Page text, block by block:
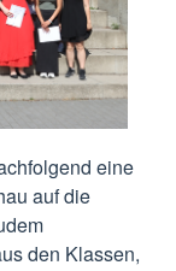
eine
auf die
den Klassen,